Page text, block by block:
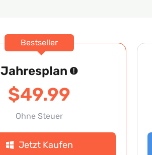
Bestseller
Jahresplan
$49.99
Ohne Steuer
Jetzt Kaufen